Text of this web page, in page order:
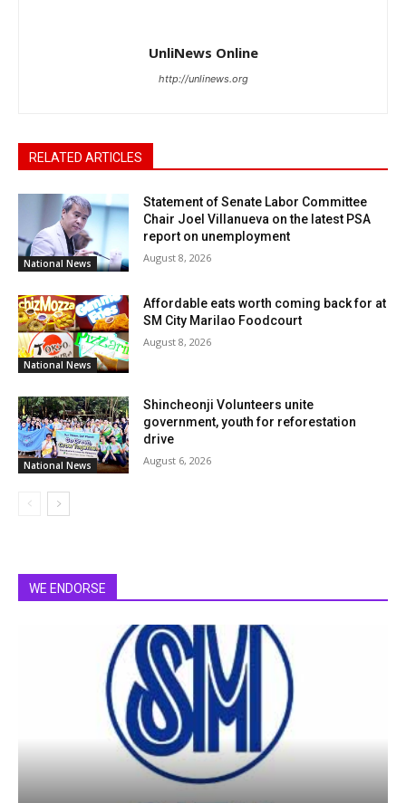
UnliNews Online
http://unlinews.org
RELATED ARTICLES
National News
Statement of Senate Labor Committee
Chair Joel Villanueva on the latest PSA
report on unemployment
August 8, 2026
National News
Affordable eats worth coming back for at
SM City Marilao Foodcourt
August 8, 2026
National News
Shincheonji Volunteers unite
government, youth for reforestation
drive
August 6, 2026
WE ENDORSE